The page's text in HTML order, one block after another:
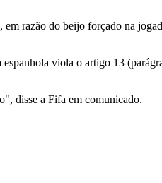
em razão do beijo forçado na
viola o artigo 13
disse a Fifa em comunicado.